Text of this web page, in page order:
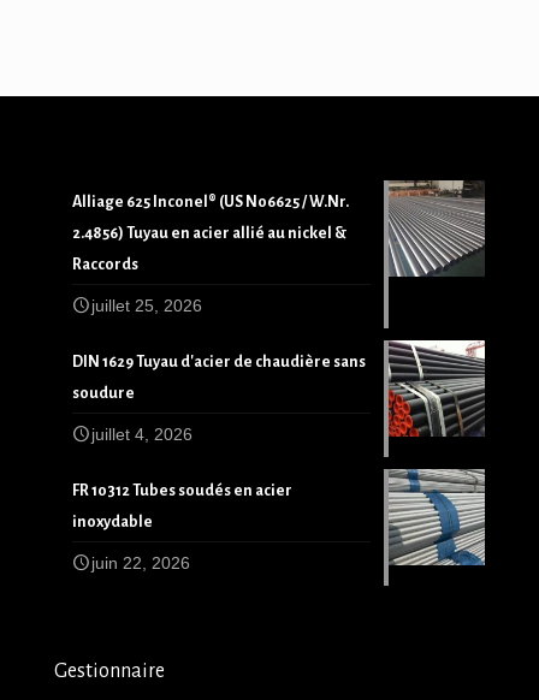
Alliage 625 Inconel® (US N06625 / W.Nr.
2.4856) Tuyau en acier allié au nickel &
Raccords
juillet 25, 2026
DIN 1629 Tuyau d'acier de chaudière sans
soudure
juillet 4, 2026
FR 10312 Tubes soudés en acier
inoxydable
juin 22, 2026
Gestionnaire